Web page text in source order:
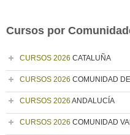
Cursos por
CURSOS 2026 CATALUÑA
CURSOS 2026 COMUNIDAD
CURSOS 2026 ANDALUCÍA
CURSOS 2026 COMUNIDAD